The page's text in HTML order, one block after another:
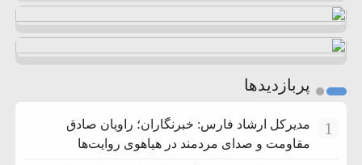
پربازدیدها
1
مدیرکل ارشاد فارس: خبرنگاران؛ راویان صادق
مقاومت و صدای مردمند در هیاهوی روایت‌ها